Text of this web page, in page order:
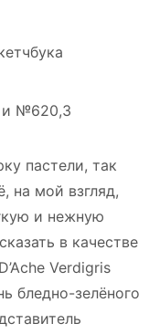
и №620,3
пастели, так
на мой взгляд,
и нежную
в качестве
Verdigris
бледно-зелёного